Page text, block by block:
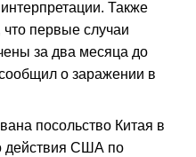
Также
первые случаи
за два месяца до
о заражении в
посольство Китая в
действия США по